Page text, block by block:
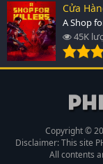
Cửa
A Shop
45K
Copyright ©
Disclaimer: This site
All contents